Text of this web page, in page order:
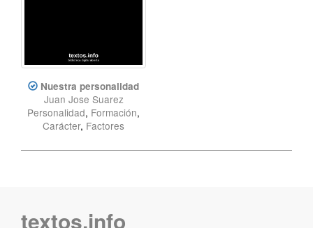
Nuestra personalidad
Juan Jose Suarez
Personalidad, Formación,
Carácter, Factores
textos.info